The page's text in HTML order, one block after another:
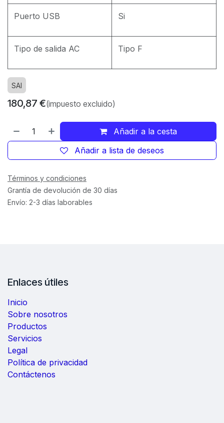
Puerto USB Si
Tipo de salida AC Tipo F
SAI
180,87 €(impuesto excluido)
Añadir a la cesta
Añadir a lista de deseos
Términos y condiciones
Grantía de devolución de 30 días
Envío: 2-3 días laborables
Enlaces útiles
Inicio
Sobre nosotros
Productos
Servicios
Legal
Política de privacidad
Contáctenos